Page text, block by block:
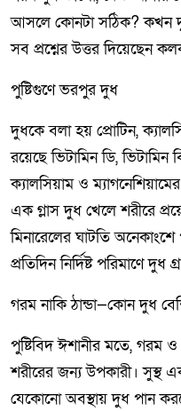
আসলে কোনটা সঠিক? কখন
সব প্রশ্নের উত্তর দিয়েছেন
পুষ্টিগুণে ভরপুর দুধ
দুধকে বলা হয় প্রোটিন,
রয়েছে ভিটামিন ডি, ভিটামিন
ক্যালসিয়াম ও
এক গ্লাস দুধ খেলে শরীরে
মিনারেলের ঘাটতি
প্রতিদিন নির্দিষ্ট পরিমাণে দুধ
গরম নাকি ঠান্ডা—কোন দুধ
পুষ্টিবিদ ঈশানীর মতে, গরম
শরীরের জন্য উপকারী। সুস্থ
যেকোনো অবস্থায় দুধ পান